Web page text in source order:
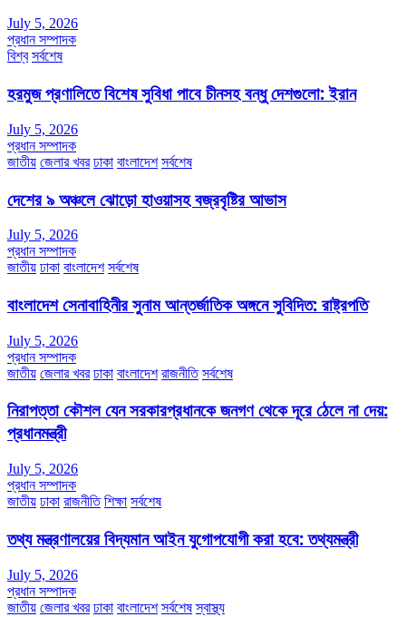
July 5, 2026
প্রধান সম্পাদক
বিশ্ব সর্বশেষ
হরমুজ প্রণালিতে বিশেষ সুবিধা পাবে চীনসহ বন্ধু দেশগুলো: ইরান
July 5, 2026
প্রধান সম্পাদক
জাতীয় জেলার খবর ঢাকা বাংলাদেশ সর্বশেষ
দেশের ৯ অঞ্চলে ঝোড়ো হাওয়াসহ বজ্রবৃষ্টির আভাস
July 5, 2026
প্রধান সম্পাদক
জাতীয় ঢাকা বাংলাদেশ সর্বশেষ
বাংলাদেশ সেনাবাহিনীর সুনাম আন্তর্জাতিক অঙ্গনে সুবিদিত: রাষ্ট্রপতি
July 5, 2026
প্রধান সম্পাদক
জাতীয় জেলার খবর ঢাকা বাংলাদেশ রাজনীতি সর্বশেষ
নিরাপত্তা কৌশল যেন সরকারপ্রধানকে জনগণ থেকে দূরে ঠেলে না দেয়:
প্রধানমন্ত্রী
July 5, 2026
প্রধান সম্পাদক
জাতীয় ঢাকা রাজনীতি শিক্ষা সর্বশেষ
তথ্য মন্ত্রণালয়ের বিদ্যমান আইন যুগোপযোগী করা হবে: তথ্যমন্ত্রী
July 5, 2026
প্রধান সম্পাদক
জাতীয় জেলার খবর ঢাকা বাংলাদেশ সর্বশেষ স্বাস্থ্য